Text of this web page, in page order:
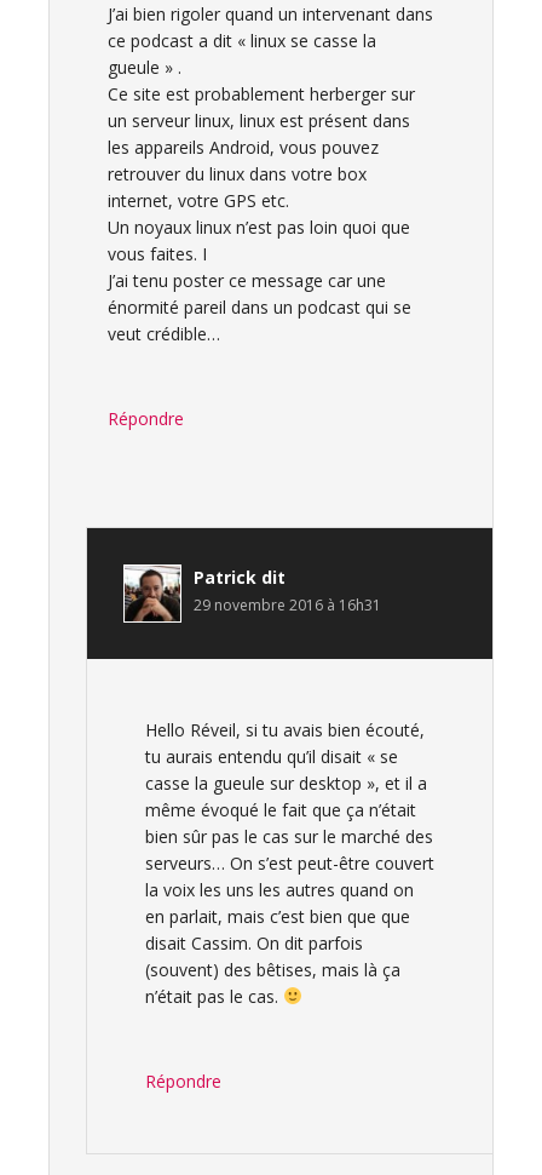
J’ai bien rigoler quand un intervenant dans
ce podcast a dit « linux se casse la
gueule » .
Ce site est probablement herberger sur
un serveur linux, linux est présent dans
les appareils Android, vous pouvez
retrouver du linux dans votre box
internet, votre GPS etc.
Un noyaux linux n’est pas loin quoi que
vous faites. I
J’ai tenu poster ce message car une
énormité pareil dans un podcast qui se
veut crédible…
Répondre
Patrick dit
29 novembre 2016 à 16h31
Hello Réveil, si tu avais bien écouté,
tu aurais entendu qu’il disait « se
casse la gueule sur desktop », et il a
même évoqué le fait que ça n’était
bien sûr pas le cas sur le marché des
serveurs… On s’est peut-être couvert
la voix les uns les autres quand on
en parlait, mais c’est bien que que
disait Cassim. On dit parfois
(souvent) des bêtises, mais là ça
n’était pas le cas.
Répondre